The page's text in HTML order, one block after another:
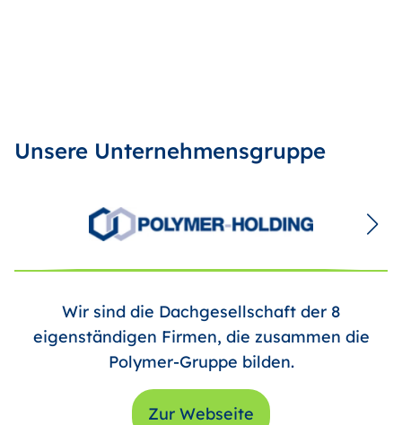
Unsere Unternehmensgruppe
Wir sind die Dachgesellschaft der 8
eigenständigen Firmen, die zusammen die
Polymer-Gruppe bilden.
Zur Webseite